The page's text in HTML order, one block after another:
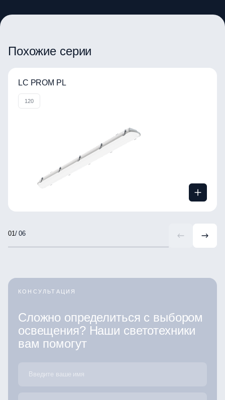
Похожие серии
LC PROM PL
120
/ 06
КОНСУЛЬТАЦИЯ
Сложно определиться с выбором
освещения? Наши светотехники
вам помогут